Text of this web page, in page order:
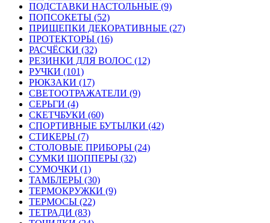
ПОДСТАВКИ НАСТОЛЬНЫЕ (9)
ПОПСОКЕТЫ (52)
ПРИЩЕПКИ ДЕКОРАТИВНЫЕ (27)
ПРОТЕКТОРЫ (16)
РАСЧЁСКИ (32)
РЕЗИНКИ ДЛЯ ВОЛОС (12)
РУЧКИ (101)
РЮКЗАКИ (17)
СВЕТООТРАЖАТЕЛИ (9)
СЕРЬГИ (4)
СКЕТЧБУКИ (60)
СПОРТИВНЫЕ БУТЫЛКИ (42)
СТИКЕРЫ (7)
СТОЛОВЫЕ ПРИБОРЫ (24)
СУМКИ ШОППЕРЫ (32)
СУМОЧКИ (1)
ТАМБЛЕРЫ (30)
ТЕРМОКРУЖКИ (9)
ТЕРМОСЫ (22)
ТЕТРАДИ (83)